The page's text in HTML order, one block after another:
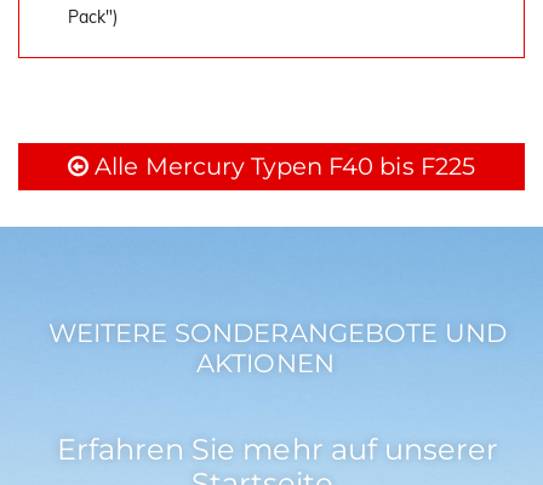
Pack")
Alle Mercury Typen F40 bis F225
WEITERE SONDERANGEBOTE UND
AKTIONEN
Erfahren Sie mehr auf unserer